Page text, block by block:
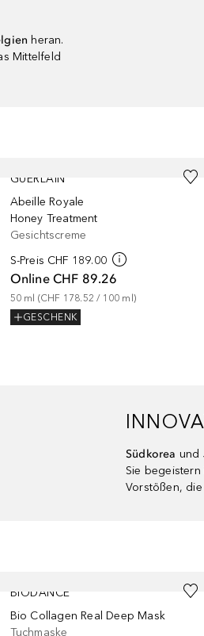
heran.
Mittelfeld
GUERLAIN
Abeille Royale
Honey Treatment
Gesichtscreme
S-Preis CHF 189.00
Online CHF 89.26
50 ml (CHF 178.52 / 100 ml )
GESCHENK
Südkorea und
Sie
Vorstößen,
BIODANCE
Bio Collagen Real Deep Mask
Tuchmaske